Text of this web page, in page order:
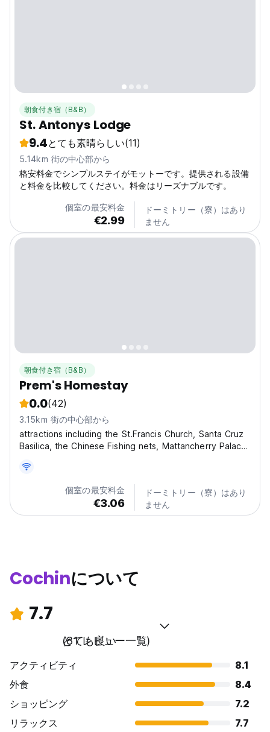
朝食付き宿（B&B）
St. Antonys Lodge
9.4とても素晴らしい(11)
5.14km 街の中心部から
格安料金でシンプルステイがモットーです。提供される設備
と料金を比較してください。料金はリーズナブルです。
個室の最安料金
€2.99
ドーミトリー（寮）はあり
ません
朝食付き宿（B&B）
Prem's Homestay
0.0(42)
3.15km 街の中心部から
attractions including the St.Francis Church, Santa Cruz
Basilica, the Chinese Fishing nets, Mattancherry Palace
個室の最安料金
€3.06
ドーミトリー（寮）はあり
ません
Cochinについて
7.7
とても良い
(81 レビュー一覧)
アクティビティ
8.1
外食
8.4
ショッピング
7.2
リラックス
7.7